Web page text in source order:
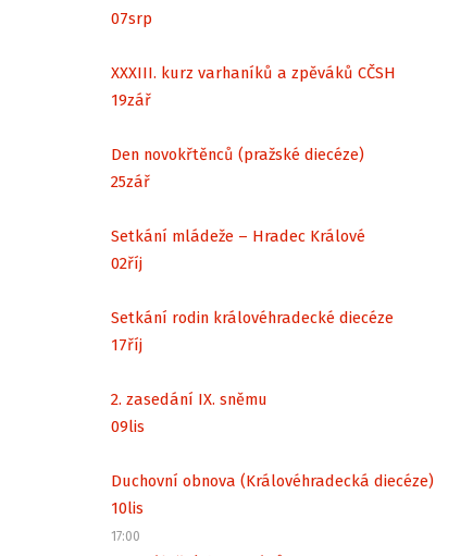
07srp
XXXIII. kurz varhaníků a zpěváků CČSH
19zář
Den novokřtěnců (pražské diecéze)
25zář
Setkání mládeže – Hradec Králové
02říj
Setkání rodin královéhradecké diecéze
17říj
2. zasedání IX. sněmu
09lis
Duchovní obnova (Královéhradecká diecéze)
10lis
17:00